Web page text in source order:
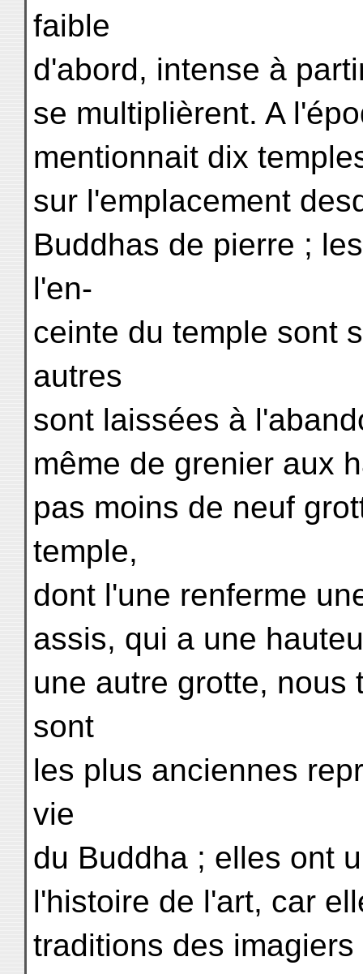
faible
d'abord, intense à
se multiplièrent. A
mentionnait dix
sur l'emplacement
Buddhas de pierre ;
l'en-
ceinte du temple sont
autres
sont laissées à
même de grenier aux
pas moins de neuf
temple,
dont l'une renferme
assis, qui a une
une autre grotte, nous
sont
les plus anciennes
vie
du Buddha ; elles ont
l'histoire de l'art, car
traditions des